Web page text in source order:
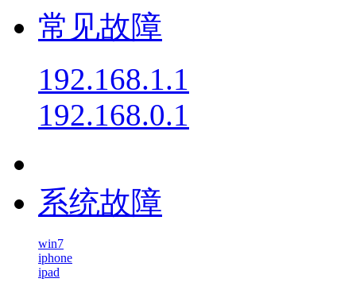
常见故障
192.168.1.1
192.168.0.1
系统故障
win7
iphone
ipad